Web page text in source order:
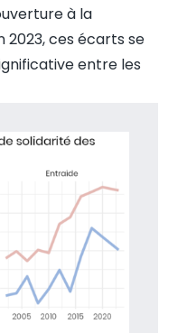
à la
2023, ces écarts se
entre les